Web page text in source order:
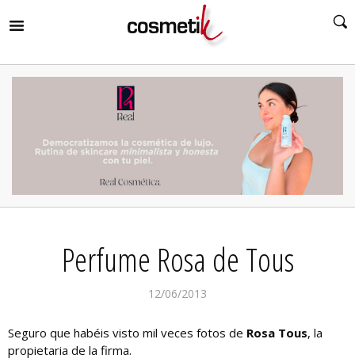
Perfume Rosa de Tous
12/06/2013
Seguro que habéis visto mil veces fotos de Rosa Tous, la
propietaria de la firma.